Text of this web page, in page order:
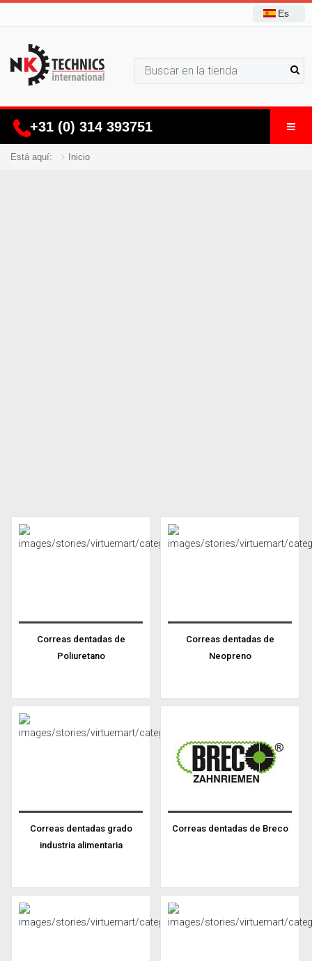
Es
+31 (0) 314 393751
Está aquí: Inicio
Correas dentadas de
Poliuretano
Correas dentadas de
Neopreno
Correas dentadas grado
industria alimentaria
Correas dentadas de Breco